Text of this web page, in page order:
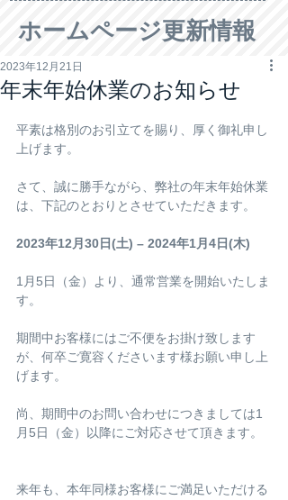
ホームページ更新情報
年末年始休業のお知らせ
2023年12月21日
平素は格別のお引立てを賜り、厚く御礼申し
上げます。
さて、誠に勝手ながら、弊社の年末年始休業
は、下記のとおりとさせていただきます。
2023年12月30日(土) – 2024年1月4日(木)
1月5日（金）より、通常営業を開始いたしま
す。
期間中お客様にはご不便をお掛け致します
が、何卒ご寛容くださいます様お願い申し上
げます。
尚、期間中のお問い合わせにつきましては1
月5日（金）以降にご対応させて頂きます。
来年も、本年同様お客様にご満足いただける